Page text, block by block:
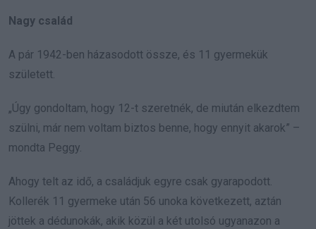
Nagy család
A pár 1942-ben házasodott össze, és 11 gyermekük
született.
„Úgy gondoltam, hogy 12-t szeretnék, de miután elkezdtem
szülni, már nem voltam biztos benne, hogy ennyit akarok” –
mondta Peggy.
Ahogy telt az idő, a családjuk egyre csak gyarapodott.
Kollerék 11 gyermeke után 56 unoka következett, aztán
jöttek a dédunokák, akik közül a két utolsó ugyanazon a